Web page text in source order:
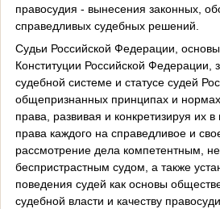
правосудия - вынесения законных,
справедливых судебных решений.
Судьи Российской Федерации,
Конституции Российской Федерации,
судебной системе и статусе судей
общепризнанных принципах и
права, развивая и конкретизируя их
права каждого на справедливое и
рассмотрение дела компетентным,
беспристрастным судом, а также
поведения судей как основы
судебной власти и качеству